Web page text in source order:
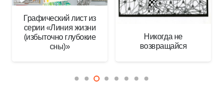
Графический лист из
серии «Линия жизни
(избыточно глубокие
сны)»
Никогда не
возвращайся